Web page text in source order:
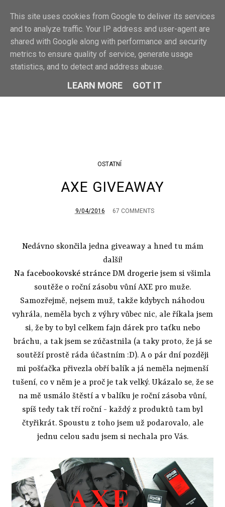
MENU
OSTATNÍ
AXE GIVEAWAY
9/04/2016 67 COMMENTS
Nedávno skončila jedna giveaway a hned tu mám
další!
Na facebookovské stránce DM drogerie jsem si všimla
soutěže o roční zásobu vůní AXE pro muže.
Samozřejmě, nejsem muž, takže kdybych náhodou
vyhrála, neměla bych z výhry vůbec nic, ale říkala jsem
si, že by to byl celkem fajn dárek pro taťku nebo
bráchu, a tak jsem se zúčastnila (a taky proto, že já se
soutěží prostě ráda účastním :D). A o pár dní později
mi pošťačka přivezla obří balík a já neměla nejmenší
tušení, co v něm je a proč je tak velký. Ukázalo se, že se
na mě usmálo štěstí a v balíku je roční zásoba vůní,
spíš tedy tak tří roční - každý z produktů tam byl
čtyřikrát. Spoustu z toho jsem už podarovalo, ale
jednu celou sadu jsem si nechala pro Vás.
This site uses cookies from Google to deliver its services
and to analyze traffic. Your IP address and user-agent are
shared with Google along with performance and security
metrics to ensure quality of service, generate usage
statistics, and to detect and address abuse.
LEARN MORE GOT IT